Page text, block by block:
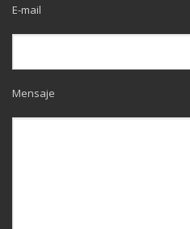
E-mail
Mensaje